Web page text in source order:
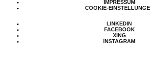
IMPRESSUM
COOKIE-
LINKEDIN
FACEBOOK
XING
INSTAGRAM